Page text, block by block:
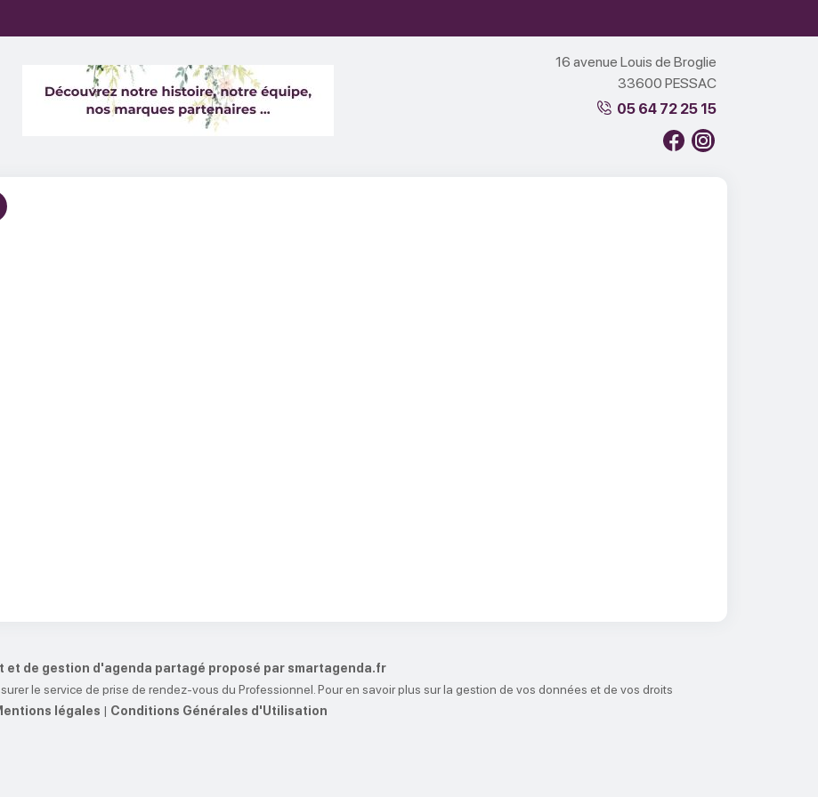
16 avenue Louis de Broglie
33600 PESSAC
05 64 72 25 15
et de gestion d'agenda partagé proposé par smartagenda.fr
le service de prise de rendez-vous du Professionnel. Pour en savoir plus sur la gestion de vos données et de vos droits
légales | Conditions Générales d'Utilisation